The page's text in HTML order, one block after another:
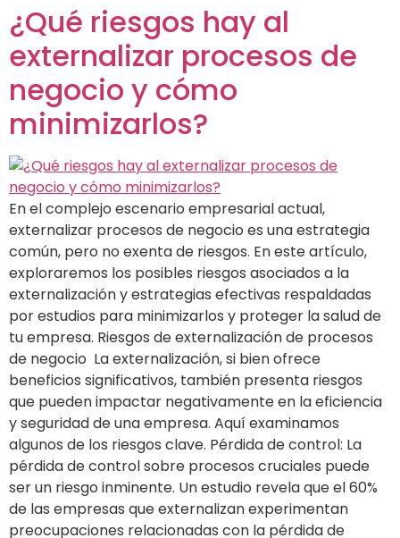
¿Qué riesgos hay al
externalizar procesos de
negocio y cómo
minimizarlos?
En el complejo escenario empresarial actual,
externalizar procesos de negocio es una estrategia
común, pero no exenta de riesgos. En este artículo,
exploraremos los posibles riesgos asociados a la
externalización y estrategias efectivas respaldadas
por estudios para minimizarlos y proteger la salud de
tu empresa. Riesgos de externalización de procesos
de negocio La externalización, si bien ofrece
beneficios significativos, también presenta riesgos
que pueden impactar negativamente en la eficiencia
y seguridad de una empresa. Aquí examinamos
algunos de los riesgos clave. Pérdida de control: La
pérdida de control sobre procesos cruciales puede
ser un riesgo inminente. Un estudio revela que el 60%
de las empresas que externalizan experimentan
preocupaciones relacionadas con la pérdida de